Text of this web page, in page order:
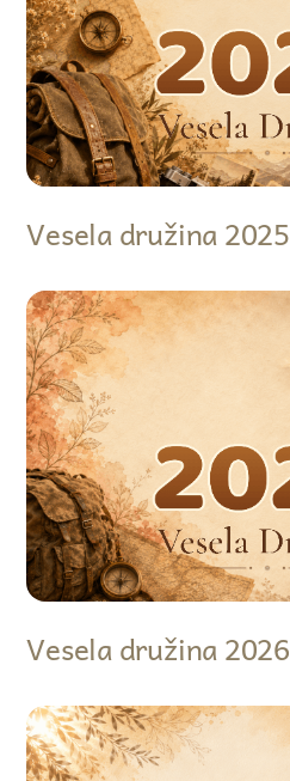
Vesela družina 2025
Vesela družina 2026